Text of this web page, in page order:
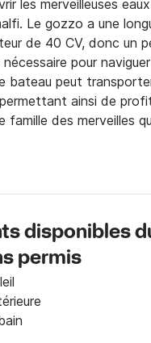
les merveilleuses
Le gozzo a une
de 40 CV, donc un
pour
bateau peut
ainsi de
des merveilles
journalier.
un skipper à bord
de louer le
inclus, pour des
à 18h00) avec
disponibles
permis